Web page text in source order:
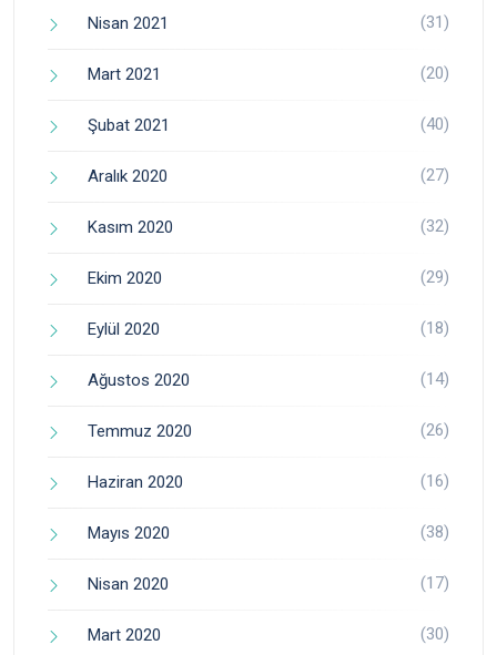
Nisan 2021 (31)
Mart 2021 (20)
Şubat 2021 (40)
Aralık 2020 (27)
Kasım 2020 (32)
Ekim 2020 (29)
Eylül 2020 (18)
Ağustos 2020 (14)
Temmuz 2020 (26)
Haziran 2020 (16)
Mayıs 2020 (38)
Nisan 2020 (17)
Mart 2020 (30)